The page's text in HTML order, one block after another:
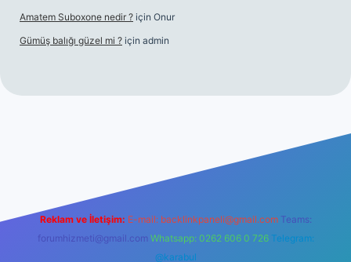
Amatem Suboxone nedir ? için Onur
Gümüş balığı güzel mi ? için admin
Reklam ve İletişim: E-mail: backlinkpaneli@gmail.com Teams:
forumhizmeti@gmail.com Whatsapp: 0262 606 0 726 Telegram:
@karabul